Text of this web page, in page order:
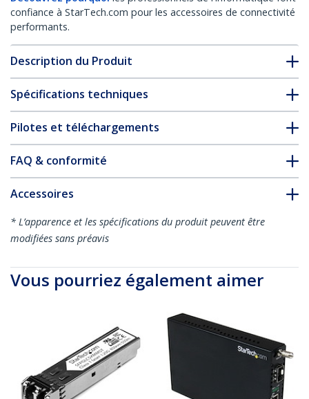
confiance à StarTech.com pour les accessoires de connectivité
performants.
Description du Produit
Spécifications techniques
Pilotes et téléchargements
FAQ & conformité
Accessoires
* L’apparence et les spécifications du produit peuvent être
modifiées sans préavis
Vous pourriez également aimer